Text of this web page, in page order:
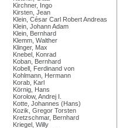
Kirchner, Ingo
Kirsten, Jean
Klein, César Carl Robert Andreas
Klein, Johann Adam
Klein, Bernhard
Klemm, Walther
Klinger, Max
Knebel, Konrad
Koban, Bernhard
Kobell, Ferdinand von
Kohlmann, Hermann
Korab, Karl
Körnig, Hans
Korolow, Andrej I.
Kotte, Johannes (Hans)
Kozik, Gregor Torsten
Kretzschmar, Bernhard
Kriegel, Willy